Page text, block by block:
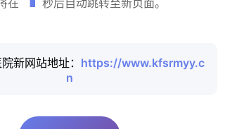
新网站地址： https://www.kfsrmyy.c
n